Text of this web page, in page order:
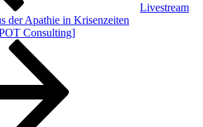
Livestream
der Apathie in Krisenzeiten
Consulting]